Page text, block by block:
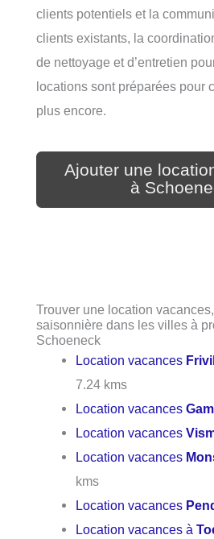
clients potentiels et la
clients existants, la
de nettoyage et d’entretien
locations sont préparées pour
plus encore.
Ajouter une
à
Trouver une location
saisonnière dans les villes à
Schoeneck
Location vacances
7.24 kms
Location vacances
Location vacances
Location vacances
kms
Location vacances
Location vacances à